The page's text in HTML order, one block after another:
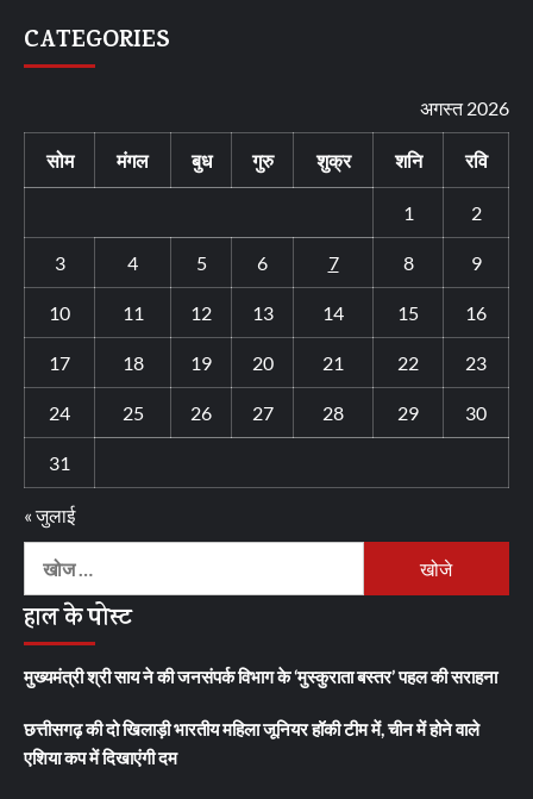
CATEGORIES
अगस्त 2026
सोम मंगल बुध गुरु शुक्र शनि रवि
1 2
3 4 5 6 7 8 9
10 11 12 13 14 15 16
17 18 19 20 21 22 23
24 25 26 27 28 29 30
31
« जुलाई
निम्न
खोजें:
हाल के पोस्ट
मुख्यमंत्री श्री साय ने की जनसंपर्क विभाग के ‘मुस्कुराता बस्तर’ पहल की सराहना
छत्तीसगढ़ की दो खिलाड़ी भारतीय महिला जूनियर हॉकी टीम में, चीन में होने वाले
एशिया कप में दिखाएंगी दम